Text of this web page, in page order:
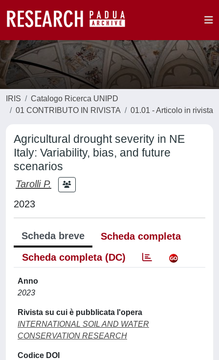
IRIS
Catalogo Ricerca UNIPD
01 CONTRIBUTO IN RIVISTA
01.01 - Articolo in rivista
Agricultural drought severity in NE
Italy: Variability, bias, and future
scenarios
Tarolli P.
2023
Scheda breve
Scheda completa
Scheda completa (DC)
Anno
2023
Rivista su cui è pubblicata l'opera
INTERNATIONAL SOIL AND WATER
CONSERVATION RESEARCH
Codice DOI